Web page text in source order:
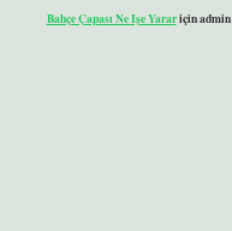
Bahçe Çapası Ne Işe Yarariçinadmin